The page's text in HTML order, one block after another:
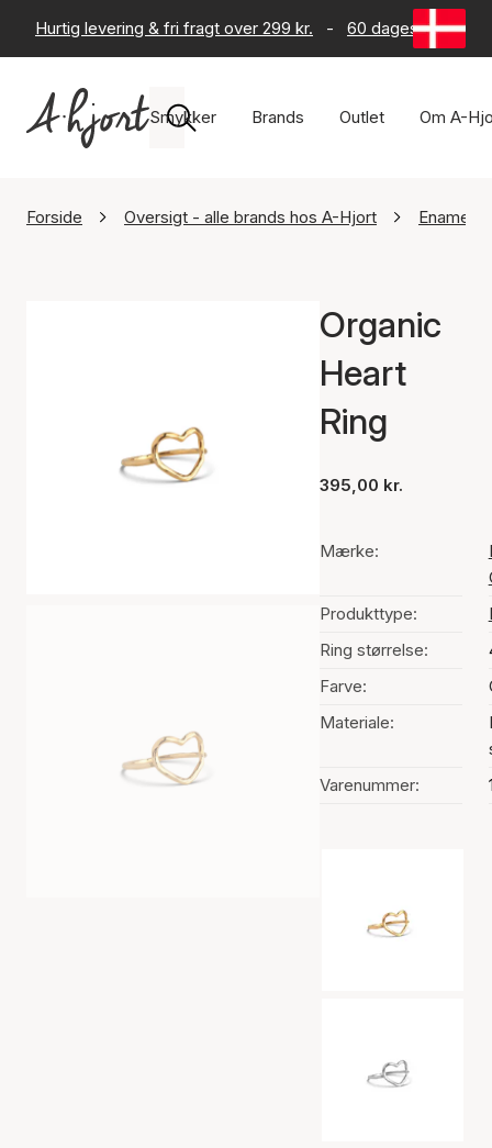
Hurtig levering & fri fragt over 299 kr. - 60 dages returret
Smykker Brands Outlet Om A-
Forside Oversigt - alle brands hos A-Hjort Enamel
Organic
Heart
Ring
395,00 kr.
Mærke:
Produkttype:
Ring størrelse:
Farve:
Materiale:
Varenummer: